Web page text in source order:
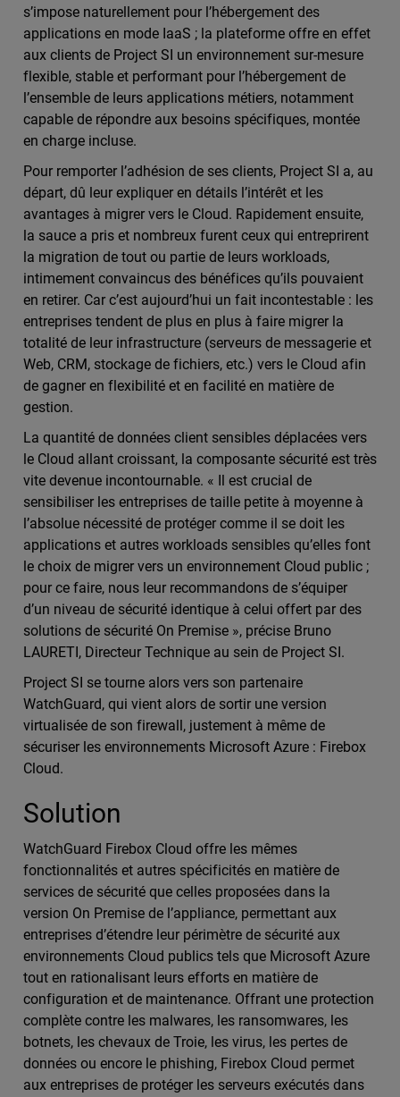
s’impose naturellement pour l’hébergement des
applications en mode IaaS ; la plateforme offre en effet
aux clients de Project SI un environnement sur-mesure
flexible, stable et performant pour l’hébergement de
l’ensemble de leurs applications métiers, notamment
capable de répondre aux besoins spécifiques, montée
en charge incluse.
Pour remporter l’adhésion de ses clients, Project SI a, au
départ, dû leur expliquer en détails l’intérêt et les
avantages à migrer vers le Cloud. Rapidement ensuite,
la sauce a pris et nombreux furent ceux qui entreprirent
la migration de tout ou partie de leurs workloads,
intimement convaincus des bénéfices qu’ils pouvaient
en retirer. Car c’est aujourd’hui un fait incontestable : les
entreprises tendent de plus en plus à faire migrer la
totalité de leur infrastructure (serveurs de messagerie et
Web, CRM, stockage de fichiers, etc.) vers le Cloud afin
de gagner en flexibilité et en facilité en matière de
gestion.
La quantité de données client sensibles déplacées vers
le Cloud allant croissant, la composante sécurité est très
vite devenue incontournable. « Il est crucial de
sensibiliser les entreprises de taille petite à moyenne à
l’absolue nécessité de protéger comme il se doit les
applications et autres workloads sensibles qu’elles font
le choix de migrer vers un environnement Cloud public ;
pour ce faire, nous leur recommandons de s’équiper
d’un niveau de sécurité identique à celui offert par des
solutions de sécurité On Premise », précise Bruno
LAURETI, Directeur Technique au sein de Project SI.
Project SI se tourne alors vers son partenaire
WatchGuard, qui vient alors de sortir une version
virtualisée de son firewall, justement à même de
sécuriser les environnements Microsoft Azure : Firebox
Cloud.
Solution
WatchGuard Firebox Cloud offre les mêmes
fonctionnalités et autres spécificités en matière de
services de sécurité que celles proposées dans la
version On Premise de l’appliance, permettant aux
entreprises d’étendre leur périmètre de sécurité aux
environnements Cloud publics tels que Microsoft Azure
tout en rationalisant leurs efforts en matière de
configuration et de maintenance. Offrant une protection
complète contre les malwares, les ransomwares, les
botnets, les chevaux de Troie, les virus, les pertes de
données ou encore le phishing, Firebox Cloud permet
aux entreprises de protéger les serveurs exécutés dans